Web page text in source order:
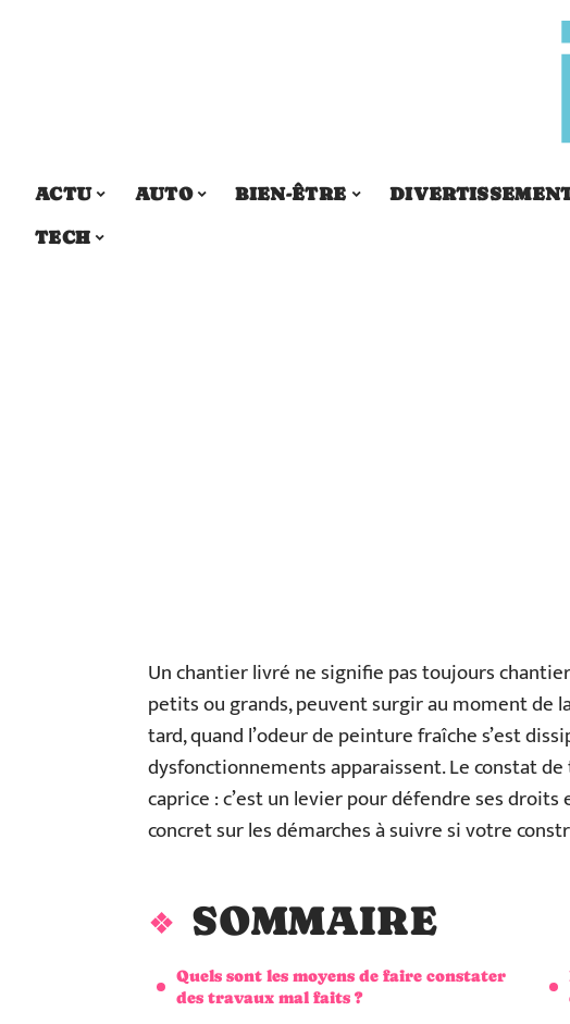
ACTU AUTO BIEN-ÊTRE
TECH
Un chantier livré ne signifie pas toujours
petits ou grands, peuvent surgir au moment de
tard, quand l’odeur de peinture fraîche s’est
dysfonctionnements apparaissent. Le constat
caprice : c’est un levier pour défendre ses
concret sur les démarches à suivre si votre
SOMMAIRE
Quels sont les moyens de faire constater
des travaux mal faits ?